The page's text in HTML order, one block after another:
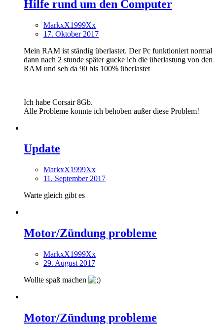
Hilfe rund um den Computer
MarkxX1999Xx
17. Oktober 2017
Mein RAM ist ständig überlastet. Der Pc funktioniert normal
dann nach 2 stunde später gucke ich die überlastung von den
RAM und seh da 90 bis 100% überlastet
Ich habe Corsair 8Gb.
Alle Probleme konnte ich behoben außer diese Problem!
Update
MarkxX1999Xx
11. September 2017
Warte gleich gibt es
Motor/Zündung probleme
MarkxX1999Xx
29. August 2017
Wollte spaß machen
Motor/Zündung probleme